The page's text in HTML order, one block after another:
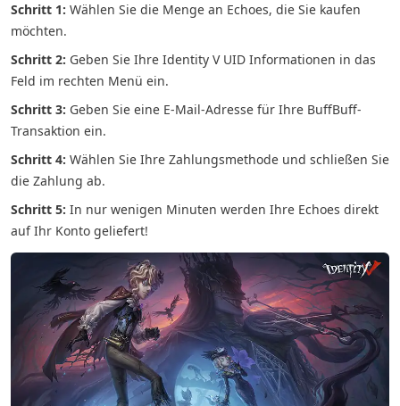
Schritt 1: Wählen Sie die Menge an Echoes, die Sie kaufen
möchten.
Schritt 2: Geben Sie Ihre Identity V UID Informationen in das
Feld im rechten Menü ein.
Schritt 3: Geben Sie eine E-Mail-Adresse für Ihre BuffBuff-
Transaktion ein.
Schritt 4: Wählen Sie Ihre Zahlungsmethode und schließen Sie
die Zahlung ab.
Schritt 5: In nur wenigen Minuten werden Ihre Echoes direkt
auf Ihr Konto geliefert!